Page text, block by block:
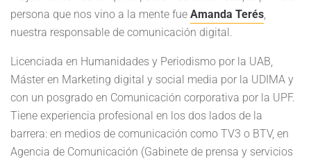
persona que nos vino a la mente fue Amanda Terés,
nuestra responsable de comunicación digital.
Licenciada en Humanidades y Periodismo por la UAB,
Máster en Marketing digital y social media por la UDIMA y
con un posgrado en Comunicación corporativa por la UPF.
Tiene experiencia profesional en los dos lados de la
barrera: en medios de comunicación como TV3 o BTV, en
Agencia de Comunicación (Gabinete de prensa y servicios